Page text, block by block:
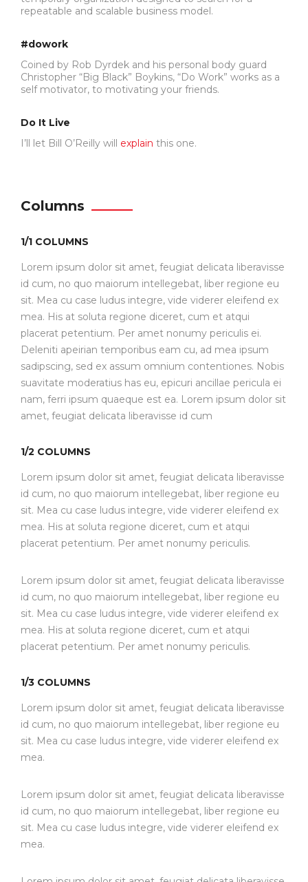
repeatable and scalable business model.
#dowork
Coined by Rob Dyrdek and his personal body guard
Christopher “Big Black” Boykins, “Do Work” works as a
self motivator, to motivating your friends.
Do It Live
I’ll let Bill O’Reilly will explain this one.
Columns
1/1 COLUMNS
Lorem ipsum dolor sit amet, feugiat delicata liberavisse
id cum, no quo maiorum intellegebat, liber regione eu
sit. Mea cu case ludus integre, vide viderer eleifend ex
mea. His at soluta regione diceret, cum et atqui
placerat petentium. Per amet nonumy periculis ei.
Deleniti apeirian temporibus eam cu, ad mea ipsum
sadipscing, sed ex assum omnium contentiones. Nobis
suavitate moderatius has eu, epicuri ancillae pericula ei
nam, ferri ipsum quaeque est ea. Lorem ipsum dolor sit
amet, feugiat delicata liberavisse id cum
1/2 COLUMNS
Lorem ipsum dolor sit amet, feugiat delicata liberavisse
id cum, no quo maiorum intellegebat, liber regione eu
sit. Mea cu case ludus integre, vide viderer eleifend ex
mea. His at soluta regione diceret, cum et atqui
placerat petentium. Per amet nonumy periculis.
Lorem ipsum dolor sit amet, feugiat delicata liberavisse
id cum, no quo maiorum intellegebat, liber regione eu
sit. Mea cu case ludus integre, vide viderer eleifend ex
mea. His at soluta regione diceret, cum et atqui
placerat petentium. Per amet nonumy periculis.
1/3 COLUMNS
Lorem ipsum dolor sit amet, feugiat delicata liberavisse
id cum, no quo maiorum intellegebat, liber regione eu
sit. Mea cu case ludus integre, vide viderer eleifend ex
mea.
Lorem ipsum dolor sit amet, feugiat delicata liberavisse
id cum, no quo maiorum intellegebat, liber regione eu
sit. Mea cu case ludus integre, vide viderer eleifend ex
mea.